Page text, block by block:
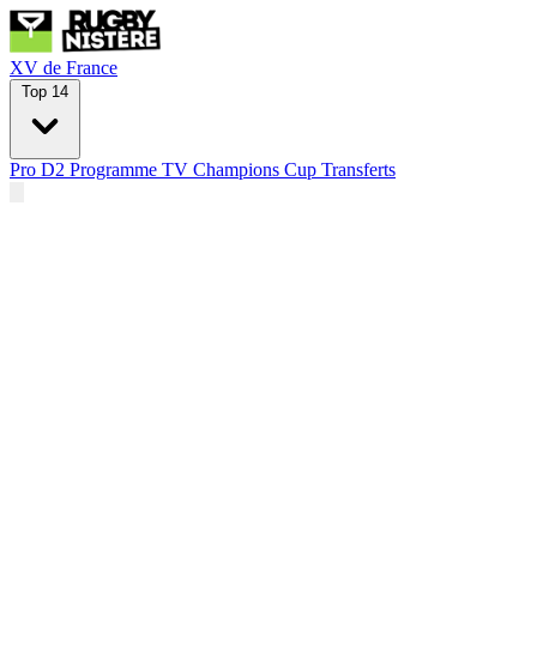
XV de France
Top 14
Pro D2 Programme TV Champions Cup Transferts